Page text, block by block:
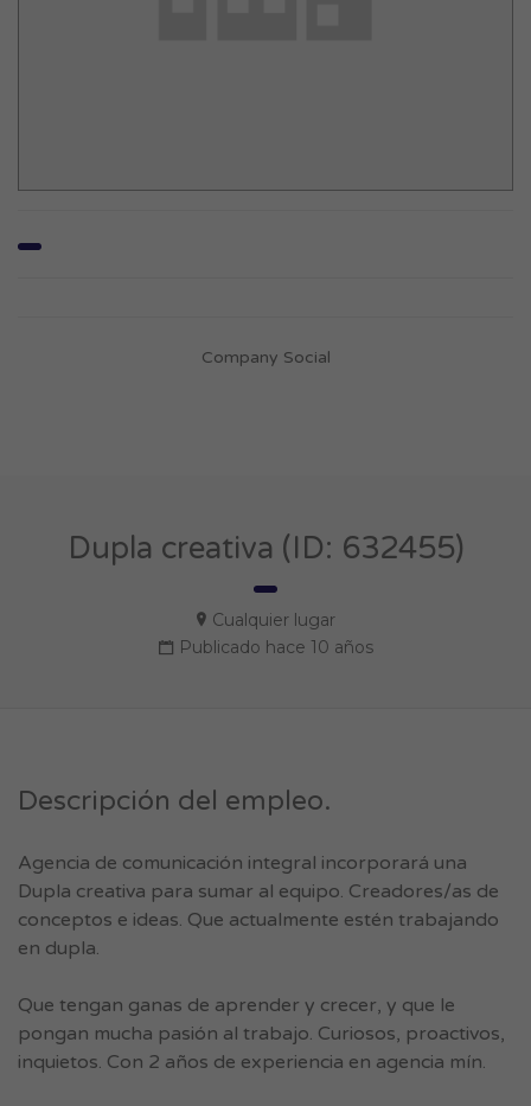
Company Social
Dupla creativa (ID: 632455)
Cualquier lugar
Publicado hace 10 años
Descripción del empleo.
Agencia de comunicación integral incorporará una
Dupla creativa para sumar al equipo. Creadores/as de
conceptos e ideas. Que actualmente estén trabajando
en dupla.
Que tengan ganas de aprender y crecer, y que le
pongan mucha pasión al trabajo. Curiosos, proactivos,
inquietos. Con 2 años de experiencia en agencia mín.